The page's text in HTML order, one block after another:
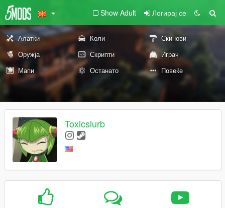
Show Adult Логирај се
Алатки Коли
Скинови
Оружја
Скрипти
Играч
Мапи
Останато Повеќе
Toxicslurb